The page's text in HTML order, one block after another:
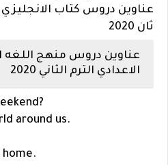
عناوين دروس كتاب الانجليزي
ثان 2020
عناوين دروس منهج اللغه
الاعدادي الترم الثاني 2020
?Unit 7: How was your weekend
.Unit 8: The amazing world around us
.Unit 10: Welcome to my home